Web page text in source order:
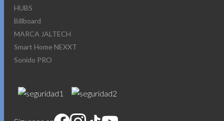
HUBS
Billboard
MARCA JALTECH
Smart Home NEXXT
Sonido PRO